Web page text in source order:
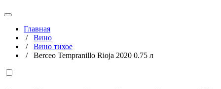
Главная
/ Вино
/ Вино тихое
/ Berceo Tempranillo Rioja 2020 0.75 л